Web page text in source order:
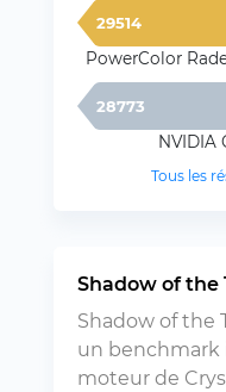
29514
PowerColor
28773
NVIDIA
Tous les
Shadow of the
Shadow of the
un benchmark
moteur de